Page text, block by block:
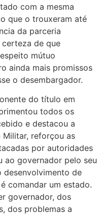
com a mesma
que o trouxeram até
da parceria
de que
mútuo
ainda mais promissos
o desembargador.
do título em
todos os
e destacou a
reforçou as
por autoridades
ao governador pelo seu
desenvolvimento de
comandar um estado.
governador, dos
dos problemas a